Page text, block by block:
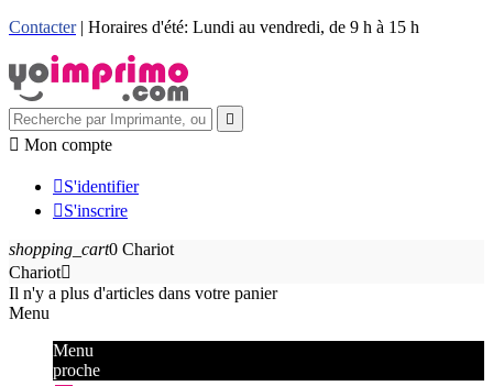
Contacter| Horaires d'été: Lundi au vendredi, de 9 h à 15 h

 Mon compte
S'identifier
S'inscrire
shopping_cart0 Chariot
Chariot
Il n'y a plus d'articles dans votre panier
Menu
Menu
proche